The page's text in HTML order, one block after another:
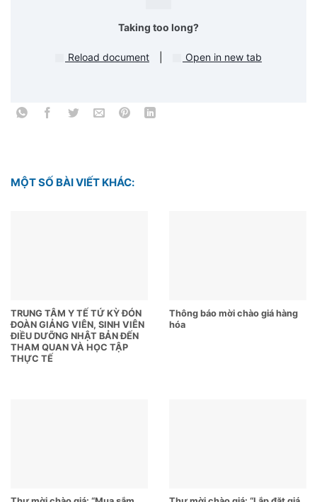
Taking too long?
Reload document Open in new tab
MỘT SỐ BÀI VIẾT KHÁC:
TRUNG TÂM Y TẾ TỨ KỲ ĐÓN
ĐOÀN GIẢNG VIÊN, SINH VIÊN
ĐIỀU DƯỠNG NHẬT BẢN ĐẾN
THAM QUAN VÀ HỌC TẬP
THỰC TẾ
Thông báo mời chào giá hàng
hóa